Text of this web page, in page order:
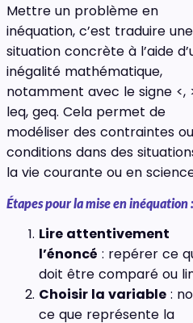
Mettre un problème en
inéquation, c’est traduire une
situation concrète à l’aide
inégalité mathématique,
notamment avec le signe <,
leq, geq. Cela permet de
modéliser des contraintes
conditions dans des
la vie courante ou en
Étapes pour la mise en inéquation :
Lire attentivement
l’énoncé : repérer ce
doit être comparé ou
Choisir la variable :
ce que représente la